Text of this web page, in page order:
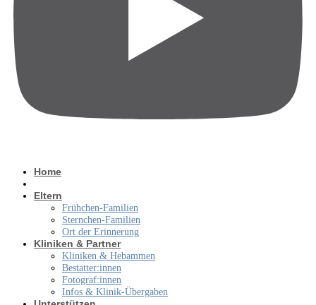
Home
Eltern
Frühchen-Familien
Sternchen-Familien
Ort der Erinnerung
Kliniken & Partner
Kliniken & Hebammen
Bestatter:innen
Fotograf:innen
Infos & Klinik-Übergaben